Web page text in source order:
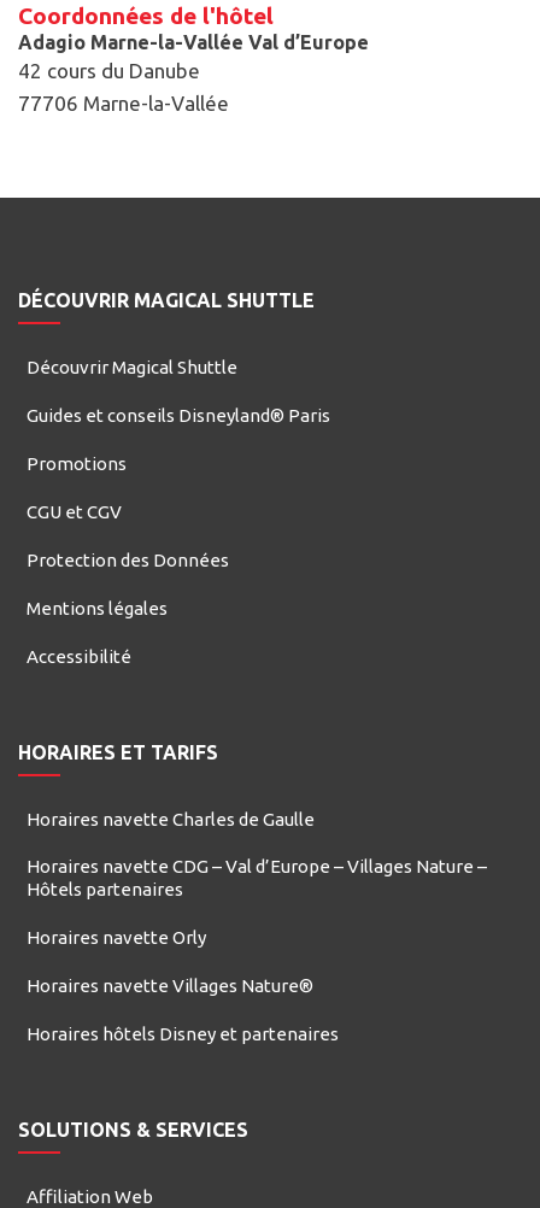
Coordonnées de l'hôtel
Adagio Marne-la-Vallée Val d’Europe
42 cours du Danube
77706 Marne-la-Vallée
DÉCOUVRIR MAGICAL SHUTTLE
Découvrir Magical Shuttle
Guides et conseils Disneyland® Paris
Promotions
CGU et CGV
Protection des Données
Mentions légales
Accessibilité
HORAIRES ET TARIFS
Horaires navette Charles de Gaulle
Horaires navette CDG – Val d’Europe – Villages Nature –
Hôtels partenaires
Horaires navette Orly
Horaires navette Villages Nature®
Horaires hôtels Disney et partenaires
SOLUTIONS & SERVICES
Affiliation Web